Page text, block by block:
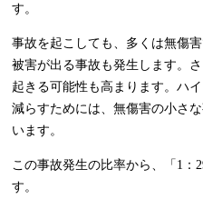
す。
事故を起こしても、多くは無傷
被害が出る事故も発生します。
起きる可能性も高まります。ハ
減らすためには、無傷害の小さ
います。
この事故発生の比率から、「1：
す。